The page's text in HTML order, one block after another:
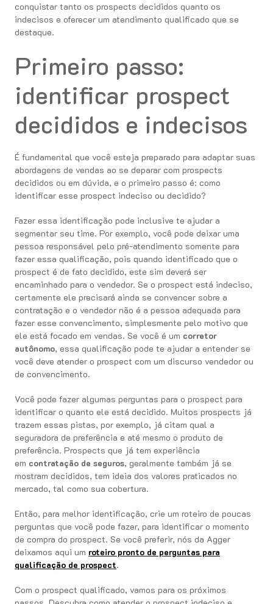
conquistar tanto os prospects decididos quanto os
indecisos e oferecer um atendimento qualificado que se
destaque.
Primeiro passo:
identificar prospect
decididos e indecisos
É fundamental que você esteja preparado para adaptar suas
abordagens de vendas ao se deparar com prospects
decididos ou em dúvida, e o primeiro passo é: como
identificar esse prospect indeciso ou decidido?
Fazer essa identificação pode inclusive te ajudar a
segmentar seu time. Por exemplo, você pode deixar uma
pessoa responsável pelo pré-atendimento somente para
fazer essa qualificação, pois quando identificado que o
prospect é de fato decidido, este sim deverá ser
encaminhado para o vendedor. Se o prospect está indeciso,
certamente ele precisará ainda se convencer sobre a
contratação e o vendedor não é a pessoa adequada para
fazer esse convencimento, simplesmente pelo motivo que
ele está focado em vendas. Se você é um corretor
autônomo, essa qualificação pode te ajudar a entender se
você deve atender o prospect com um discurso vendedor ou
de convencimento.
Você pode fazer algumas perguntas para o prospect para
identificar o quanto ele está decidido. Muitos prospects já
trazem essas pistas, por exemplo, já citam qual a
seguradora de preferência e até mesmo o produto de
preferência. Prospects que já tem experiência
em contratação de seguros, geralmente também já se
mostram decididos, tem ideia dos valores praticados no
mercado, tal como sua cobertura.
Então, para melhor identificação, crie um roteiro de poucas
perguntas que você pode fazer, para identificar o momento
de compra do prospect. Se você preferir, nós da Agger
deixamos aqui um roteiro pronto de perguntas para
qualificação de prospect.
Com o prospect qualificado, vamos para os próximos